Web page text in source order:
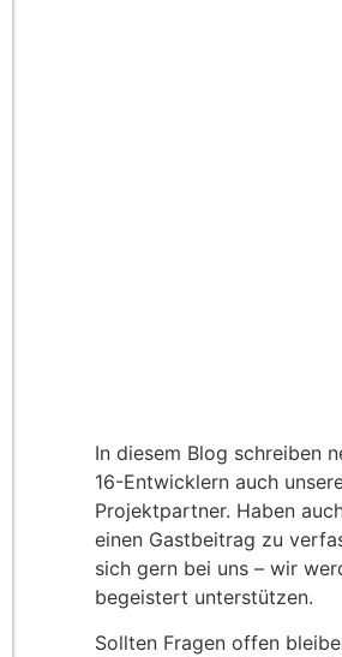
In diesem Blog schreiben
16-Entwicklern auch
Projektpartner. Haben
einen Gastbeitrag zu
sich gern bei uns – wir
begeistert unterstützen.
Sollten Fragen offen